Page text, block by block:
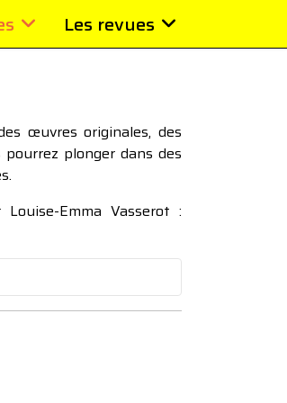
Les revues
œuvres originales, des
plonger dans des
Emma Vasserot :